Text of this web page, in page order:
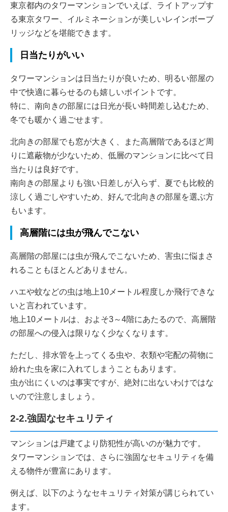
東京都内のタワーマンションでいえば、ライトアップす
る東京タワー、イルミネーションが美しいレインボーブ
リッジなどを堪能できます。
日当たりがいい
タワーマンションは日当たりが良いため、明るい部屋の
中で快適に暮らせるのも嬉しいポイントです。
特に、南向きの部屋には日光が長い時間差し込むため、
冬でも暖かく過ごせます。
北向きの部屋でも窓が大きく、また高層階であるほど周
りに遮蔽物が少ないため、低層のマンションに比べて日
当たりは良好です。
南向きの部屋よりも強い日差しが入らず、夏でも比較的
涼しく過ごしやすいため、好んで北向きの部屋を選ぶ方
もいます。
高層階には虫が飛んでこない
高層階の部屋には虫が飛んでこないため、害虫に悩まさ
れることもほとんどありません。
ハエや蚊などの虫は地上10メートル程度しか飛行できな
いと言われています。
地上10メートルは、およそ3～4階にあたるので、高層階
の部屋への侵入は限りなく少なくなります。
ただし、排水管を上ってくる虫や、衣類や宅配の荷物に
紛れた虫を家に入れてしまうこともあります。
虫が出にくいのは事実ですが、絶対に出ないわけではな
いので注意しましょう。
2-2.強固なセキュリティ
マンションは戸建てより防犯性が高いのが魅力です。
タワーマンションでは、さらに強固なセキュリティを備
える物件が豊富にあります。
例えば、以下のようなセキュリティ対策が講じられてい
ます。